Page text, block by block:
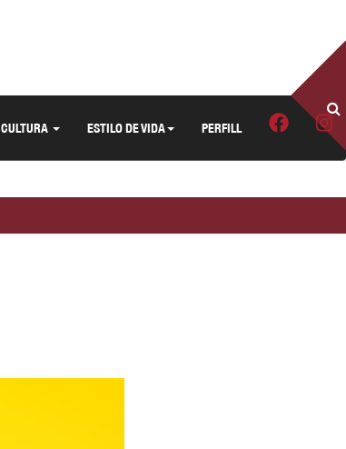
CULTURA ESTILO DE VIDA PERFILL